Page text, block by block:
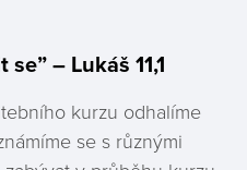
se” – Lukáš 11,1
kurzu odhalíme
se s různými